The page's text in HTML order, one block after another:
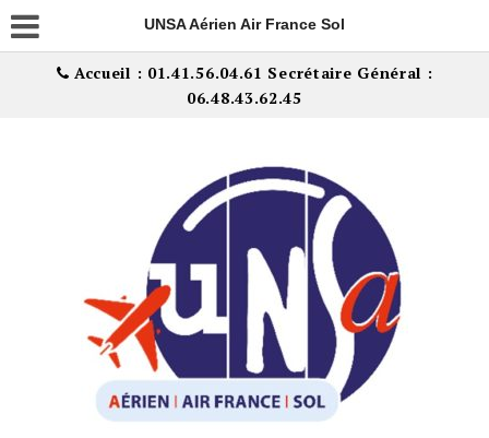
UNSA Aérien Air France Sol
Accueil : 01.41.56.04.61 Secrétaire Général :
06.48.43.62.45